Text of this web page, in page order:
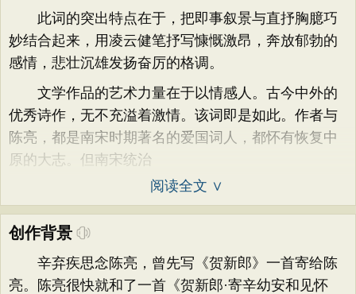
此词的突出特点在于，把即事叙景与直抒胸臆巧
妙结合起来，用凌云健笔抒写慷慨激昂，奔放郁勃的
感情，悲壮沉雄发扬奋厉的格调。
文学作品的艺术力量在于以情感人。古今中外的
优秀诗作，无不充溢着激情。该词即是如此。作者与
陈亮，都是南宋时期著名的爱国词人，都怀有恢复中
原的大志。但南宋统治
阅读全文 ∨
创作背景
辛弃疾思念陈亮，曾先写《贺新郎》一首寄给陈
亮。陈亮很快就和了一首《贺新郎·寄辛幼安和见怀